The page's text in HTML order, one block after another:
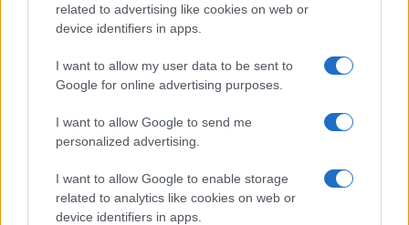
related to advertising like cookies on web or
device identifiers in apps.
I want to allow my user data to be sent to
Google for online advertising purposes.
I want to allow Google to send me
personalized advertising.
I want to allow Google to enable storage
related to analytics like cookies on web or
device identifiers in apps.